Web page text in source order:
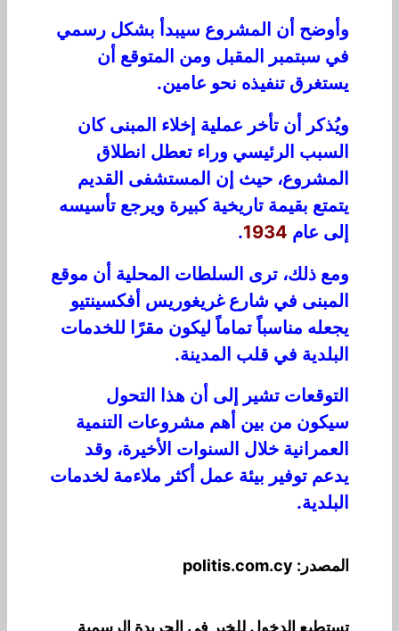
وأوضح أن المشروع سيبدأ بشكل رسمي
في سبتمبر المقبل ومن المتوقع أن
يستغرق تنفيذه نحو عامين.
ويُذكر أن تأخر عملية خلاء لمبنى كان
لسبب الرئيسي ورا ء تعطل ا نطلاق
لمشروع، حيث ن المستشفى القديم
يتمتع بقيمة تاريخية كبير ة وير جع تأسيسه
إلى عام 1934
.
ومع ذلك، ترى السلطات المحلية أن موقع
المبنى في شار ع غريغور يس أفكسينتيو
يجعله مناسبا تماما ليكون مقرً
للخدمات
البلدية في قلب المدينة.
التوقعات تشير
إلى أن هذا التحول
سيكون من بين أهم مشر وعات التنمية
العمر نية خلال السنوا ت الأخيرة، وقد
يدعم توفير بيئة عمل أكثر ملءمة لخدمات
لبلدية.
المصدر: politis.com.cy
تستطيع الدخول للخبر في الجريدة الرسمية